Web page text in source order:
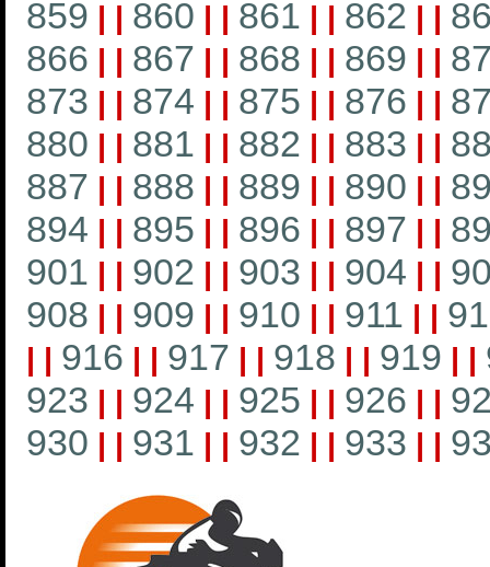
859 | | 860 | | 861 | | 862 | |
866 | | 867 | | 868 | | 869 | |
873 | | 874 | | 875 | | 876 | |
880 | | 881 | | 882 | | 883 | |
887 | | 888 | | 889 | | 890 | |
894 | | 895 | | 896 | | 897 | |
901 | | 902 | | 903 | | 904 | |
908 | | 909 | | 910 | | 911 | |
| | 916 | | 917 | | 918 | | 919 | |
923 | | 924 | | 925 | | 926 | |
930 | | 931 | | 932 | | 933 | |